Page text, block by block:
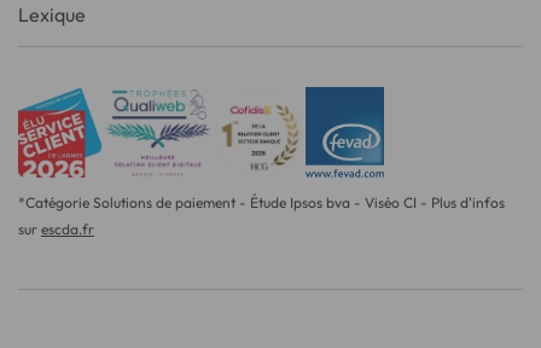
Lexique
*Catégorie Solutions de paiement - Étude Ipsos bva - Viséo CI - Plus d'infos
sur escda.fr